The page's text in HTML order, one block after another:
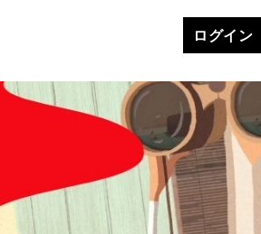
ログイン